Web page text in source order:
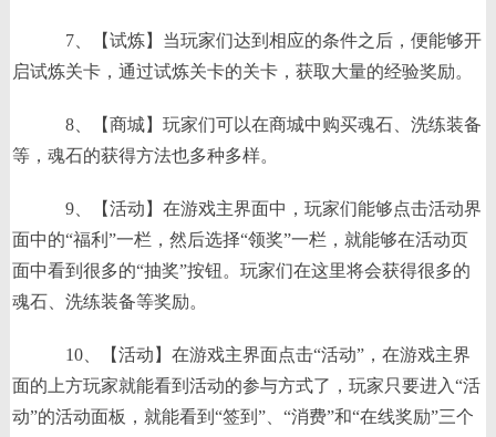
7、【试炼】当玩家们达到相应的条件之后，便能够开
启试炼关卡，通过试炼关卡的关卡，获取大量的经验奖励。
8、【商城】玩家们可以在商城中购买魂石、洗练装备
等，魂石的获得方法也多种多样。
9、【活动】在游戏主界面中，玩家们能够点击活动界
面中的“福利”一栏，然后选择“领奖”一栏，就能够在活动页
面中看到很多的“抽奖”按钮。玩家们在这里将会获得很多的
魂石、洗练装备等奖励。
10、【活动】在游戏主界面点击“活动”，在游戏主界
面的上方玩家就能看到活动的参与方式了，玩家只要进入“活
动”的活动面板，就能看到“签到”、“消费”和“在线奖励”三个